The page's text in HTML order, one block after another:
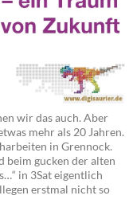
wir das auch. Aber
mehr als 20 Jahren.
in Grennock.
beim gucken der alten
in 3Sat eigentlich
erstmal nicht so